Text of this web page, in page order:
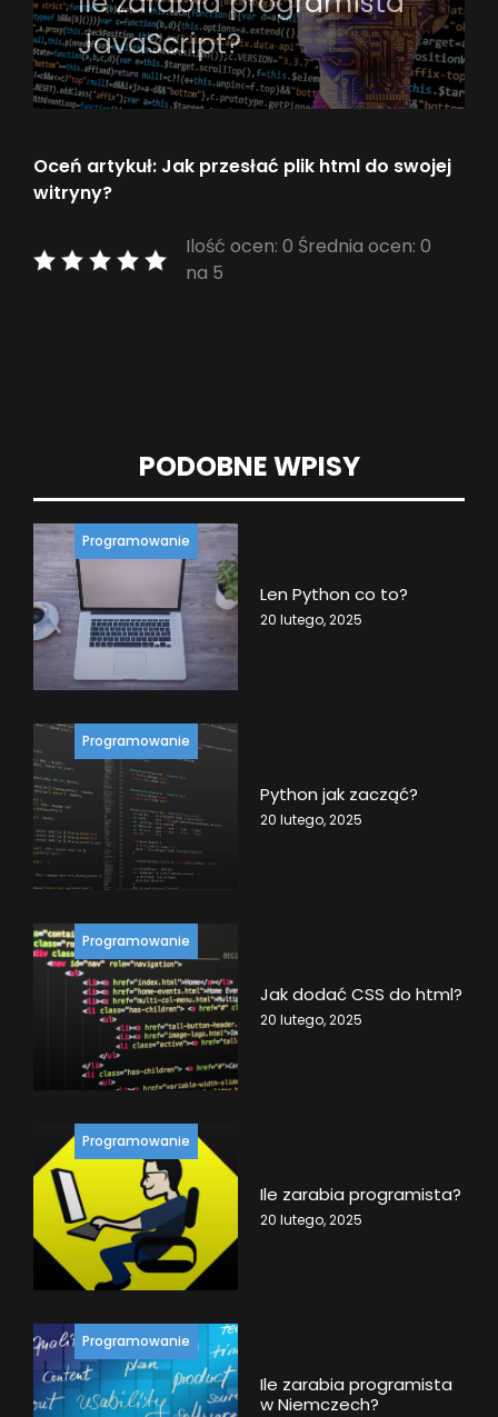
JavaScript?
Oceń artykuł: Jak przesłać plik html do swojej
witryny?
Ilość ocen: 0 Średnia ocen: 0
na 5
PODOBNE WPISY
Programowanie
Len Python co to?
20 lutego, 2025
Programowanie
Python jak zacząć?
20 lutego, 2025
Programowanie
Jak dodać CSS do html?
20 lutego, 2025
Programowanie
Ile zarabia programista?
20 lutego, 2025
Programowanie
Ile zarabia programista
w Niemczech?